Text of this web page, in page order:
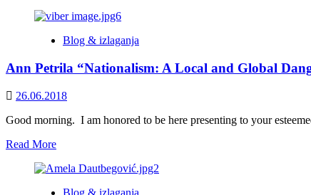
about
Pettigrew:
Srpska
neuspjeh
pravde
Blog & izlaganja
Ann Petrila “Nationalism: A Local and Global
26.06.2018
Good morning. I am honored to be here presenting to your
Read MoreRead
about
Blog & izlaganja